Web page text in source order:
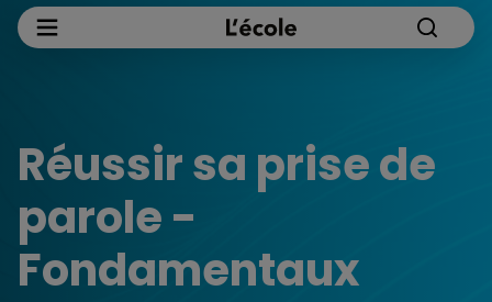
Réussir sa prise de
parole -
Fondamentaux